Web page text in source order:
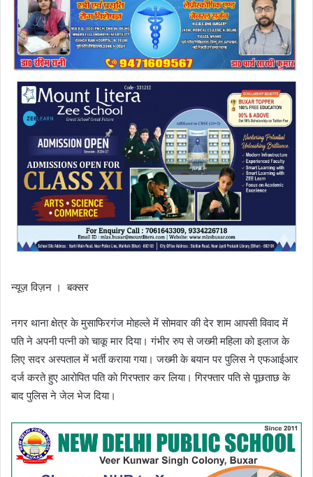
न्यूज़ विज़न । बक्सर
नगर थाना क्षेत्र के मुसाफिरगंज माेहल्ले में साेमवार की देर शाम आपसी विवाद में
पति ने अपनी पत्नी काे चाकू मार दिया। गंभीर रुप से जख्मी महिला काे इलाज के
लिए सदर अस्पताल में भर्ती कराया गया। जख्मी के बयान पर पुलिस ने एफआईआर
दर्ज करते हुए आरोपित पति काे गिरफ्तार कर लिया। गिरफ्तार पति से पूछताछ के
बाद पुलिस ने जेल भेज दिया।